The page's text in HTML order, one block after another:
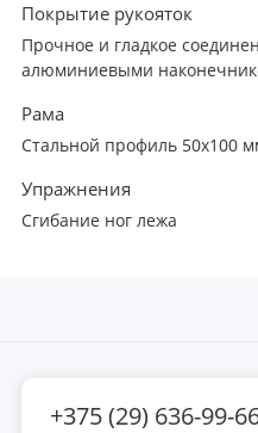
Покрытие рукояток
Прочное и гладкое
алюминиевыми
Рама
Стальной профиль 50х100
Упражнения
Сгибание ног лежа
+375 (29) 636-99-